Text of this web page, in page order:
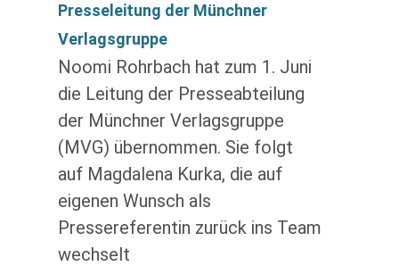
Presseleitung der Münchner
Verlagsgruppe
Noomi Rohrbach hat zum 1. Juni
die Leitung der Presseabteilung
der Münchner Verlagsgruppe
(MVG) übernommen. Sie folgt
auf Magdalena Kurka, die auf
eigenen Wunsch als
Pressereferentin zurück ins Team
wechselt